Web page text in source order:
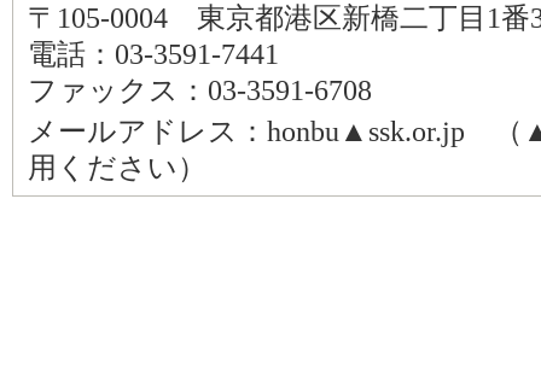
〒105-0004 東京都港区新橋二丁目1番
電話：03-3591-7441
ファックス：03-3591-6708
メールアドレス：honbu▲ssk.or.jp （
用ください）